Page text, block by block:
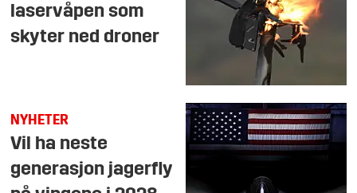
laservåpen som
skyter ned droner
NYHETER
Vil ha neste
generasjon jagerfly